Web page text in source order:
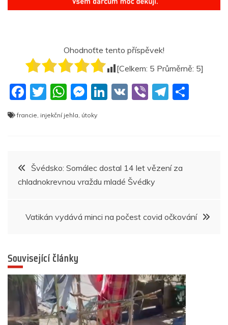
Ohodnoťte tento příspěvek!
[Celkem: 5 Průměrně: 5]
F
a
c
o
o
T
w
itt
W
h
at
p
p
M
e
ss
g
er
Li
n
V
Vi T
m
francie injekční jehla útoky
Navigace
pro
příspěvek
Švédsko: Somálec dostal 14 let vězení za
chladnokrevnou vraždu mladé Švédky
Vatikán vydává minci na počest covid očkování
Související články